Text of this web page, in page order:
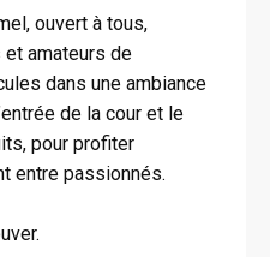
ouvert à tous,
amateurs de
dans une ambiance
de la cour et le
pour profiter
entre passionnés.